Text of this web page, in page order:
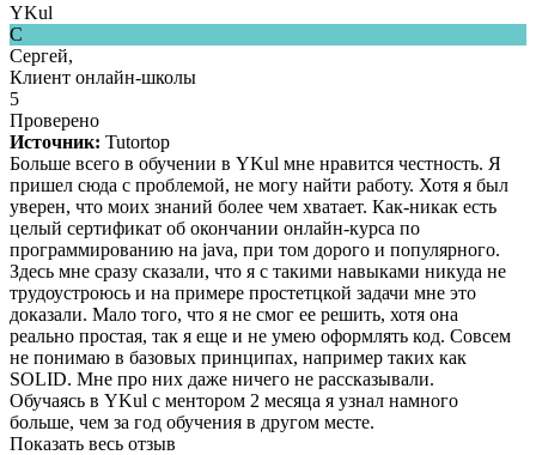
YKul
С
Сергей,
Клиент онлайн-школы
5
Проверено
Источник: Tutortop
Больше всего в обучении в YKul мне нравится честность. Я
пришел сюда с проблемой, не могу найти работу. Хотя я был
уверен, что моих знаний более чем хватает. Как-никак есть
целый сертификат об окончании онлайн-курса по
программированию на java, при том дорого и популярного.
Здесь мне сразу сказали, что я с такими навыками никуда не
трудоустроюсь и на примере простетцкой задачи мне это
доказали. Мало того, что я не смог ее решить, хотя она
реально простая, так я еще и не умею оформлять код. Совсем
не понимаю в базовых принципах, например таких как
SOLID. Мне про них даже ничего не рассказывали.
Обучаясь в YKul с ментором 2 месяца я узнал намного
больше, чем за год обучения в другом месте.
Показать весь отзыв